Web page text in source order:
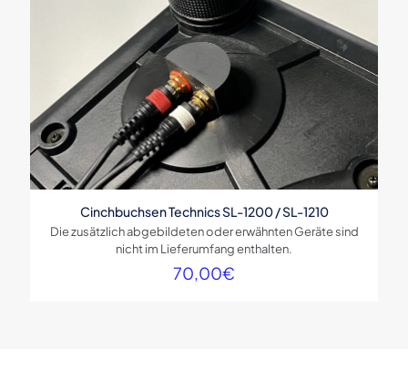
Cinchbuchsen Technics SL-1200 / SL-1210
Die zusätzlich abgebildeten oder erwähnten Geräte sind
nicht im Lieferumfang enthalten.
70,00€